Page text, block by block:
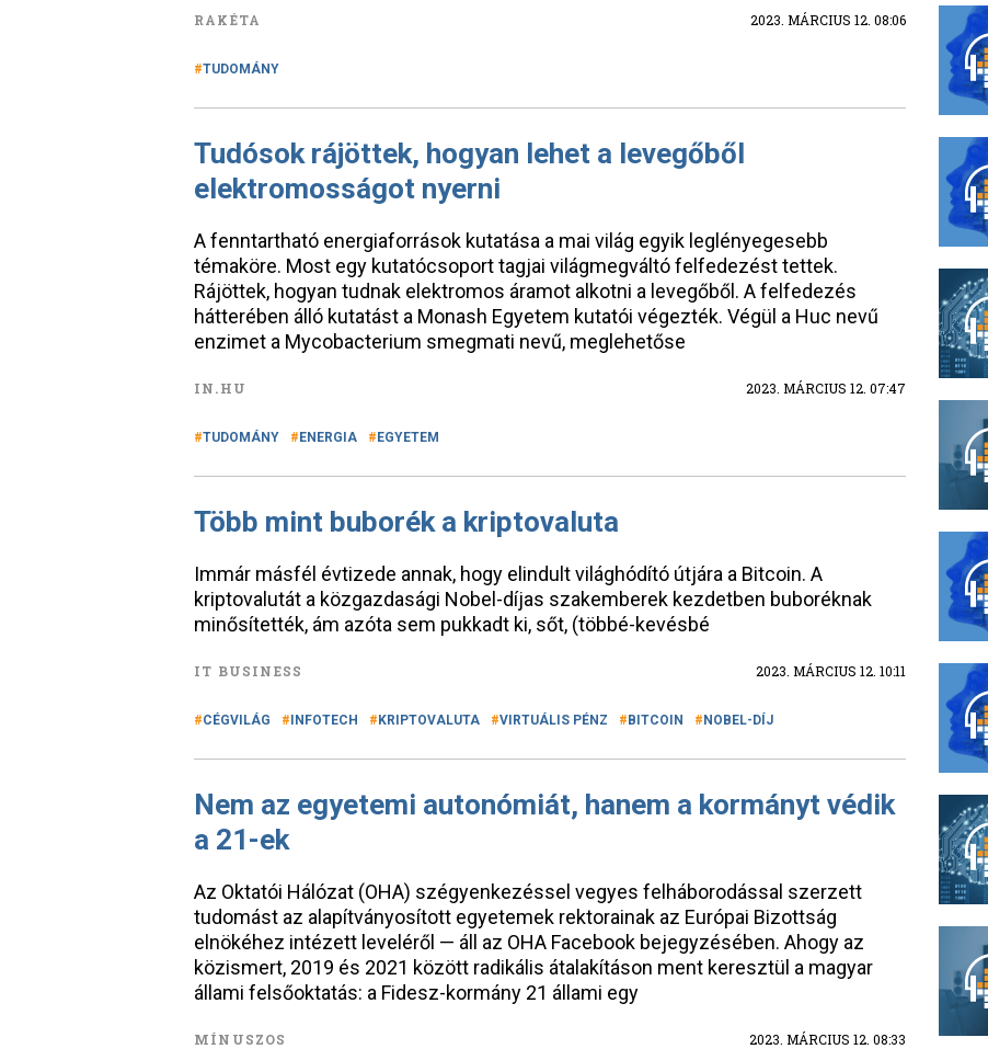
RAKÉTA 2023. MÁRCIUS 12. 08:06
TUDOMÁNY
Tudósok rájöttek, hogyan lehet a levegőből
elektromosságot nyerni
A fenntartható energiaforrások kutatása a mai világ egyik leglényegesebb
témaköre. Most egy kutatócsoport tagjai világmegváltó felfedezést tettek.
Rájöttek, hogyan tudnak elektromos áramot alkotni a levegőből. A felfedezés
hátterében álló kutatást a Monash Egyetem kutatói végezték. Végül a Huc nevű
enzimet a Mycobacterium smegmati nevű, meglehetőse
IN.HU 2023. MÁRCIUS 12. 07:47
TUDOMÁNY ENERGIA EGYETEM
Több mint buborék a kriptovaluta
Immár másfél évtizede annak, hogy elindult világhódító útjára a Bitcoin. A
kriptovalutát a közgazdasági Nobel-díjas szakemberek kezdetben buboréknak
minősítették, ám azóta sem pukkadt ki, sőt, (többé-kevésbé
IT BUSINESS 2023. MÁRCIUS 12. 10:11
CÉGVILÁG INFOTECH KRIPTOVALUTA VIRTUÁLIS PÉNZ BITCOIN NOBEL-DÍJ
Nem az egyetemi autonómiát, hanem a kormányt védik
a 21-ek
Az Oktatói Hálózat (OHA) szégyenkezéssel vegyes felháborodással szerzett
tudomást az alapítványosított egyetemek rektorainak az Európai Bizottság
elnökéhez intézett leveléről — áll az OHA Facebook bejegyzésében. Ahogy az
közismert, 2019 és 2021 között radikális átalakításon ment keresztül a magyar
állami felsőoktatás: a Fidesz-kormány 21 állami egy
MÍNUSZOS 2023. MÁRCIUS 12. 08:33